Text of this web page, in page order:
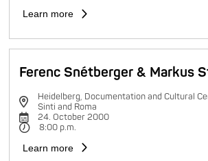
Learn more
Ferenc Snétberger & Markus
Heidelberg, Documentation and Cultural
Sinti and Roma
24. October 2000
8:00 p.m.
Learn more